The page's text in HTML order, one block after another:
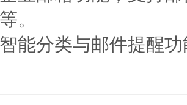
。
分类与邮件提醒功